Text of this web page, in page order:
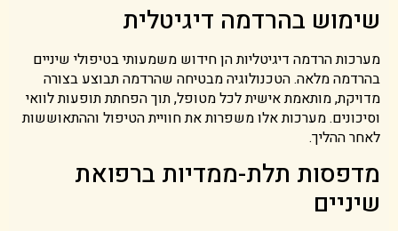
שימוש בהרדמה דיגיטלית
מערכות הרדמה דיגיטליות הן חידוש משמעותי בטיפולי שיניים
בהרדמה מלאה. הטכנולוגיה מבטיחה שהרדמה תבוצע בצורה
מדויקת, מותאמת אישית לכל מטופל, תוך הפחתת תופעות לוואי
וסיכונים. מערכות אלו משפרות את חוויית הטיפול וההתאוששות
לאחר ההליך.
מדפסות תלת-ממדיות ברפואת
שיניים